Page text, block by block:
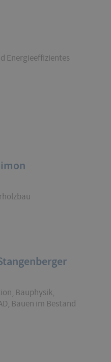
Energieeffizientes
Bauphysik,
Bauen im Bestand